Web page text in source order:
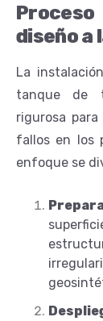
diseño a
La
tanque de
rigurosa
fallos en los
enfoque se